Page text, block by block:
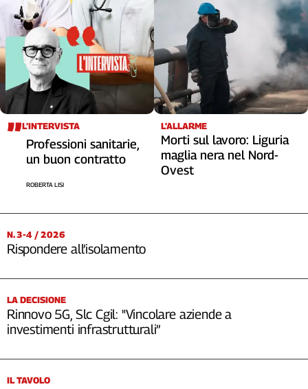
L’INTERVISTA
Professioni sanitarie,
un buon contratto
ROBERTA LISI
L’ALLARME
Morti sul lavoro: Liguria
maglia nera nel Nord-
Ovest
N. 3-4 / 2026
Rispondere all’isolamento
LA DECISIONE
Rinnovo 5G, Slc Cgil: "Vincolare aziende a
investimenti infrastrutturali”
IL TAVOLO